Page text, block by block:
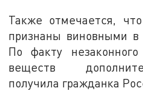
Также отмечается,
признаны виновными в
По факту
веществ
получила гражданка